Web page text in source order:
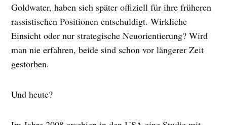
Goldwater, haben sich später offiziell für ihre früheren
rassistischen Positionen entschuldigt. Wirkliche
Einsicht oder nur strategische Neuorientierung? Wird
man nie erfahren, beide sind schon vor längerer Zeit
gestorben.
Und heute?